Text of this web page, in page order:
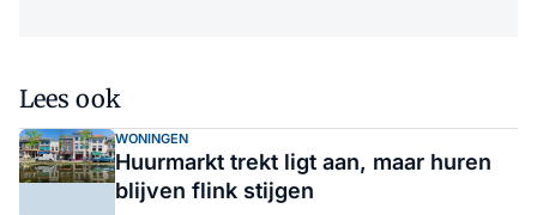
Lees ook
WONINGEN
Huurmarkt trekt ligt aan, maar huren
blijven flink stijgen